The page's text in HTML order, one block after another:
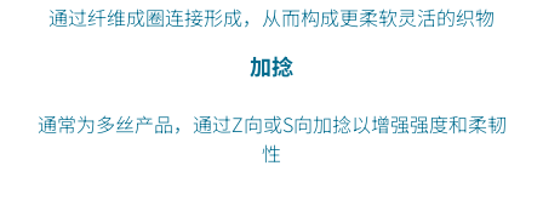
通过纤维成圈连接形成，从而构成更柔软灵活的织物
加捻
通常为多丝产品，通过Z向或S向加捻以增强强度和柔韧
性